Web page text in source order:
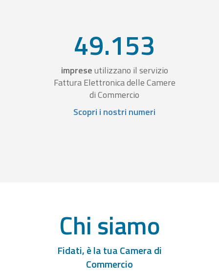
49.153
impreseutilizzano il servizio
Fattura Elettronica delle Camere
di Commercio
Scopri i nostri numeri
Chi siamo
Fidati, è la tua Camera di
Commercio